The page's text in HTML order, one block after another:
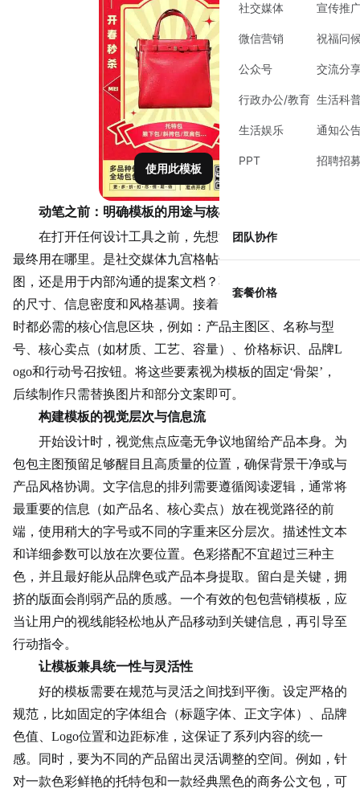
社交媒体
微信营销
公众号
行政办公/教育
生活娱乐
PPT
宣传推
祝福问
交流分
生活科
通知公
招聘招
团队协作
套餐价格
使用此模板
动笔之前：明确模板的用途与核心要素
在打开任何设计工具之前，先想清楚这个包包营销模板
最终用在哪里。是社交媒体九宫格帖子，是电商详情页的长
图，还是用于内部沟通的提案文档？不同的场景决定了模板
的尺寸、信息密度和风格基调。接着，梳理出每次更换产品
时都必需的核心信息区块，例如：产品主图区、名称与型
号、核心卖点（如材质、工艺、容量）、 价格标识、品牌L
ogo和行动号召按钮。将这些要素视为模板的固定‘骨架’，
后续制作只需替换图片和部分文案即可。
构建模板的视觉层次与信息流
开始设计时，视觉焦点应毫无争议地留给产品本身。为
包包主图预留足够醒目且高质量的位置，确保背景干净或与
产品风格协调。文字信息的排列需要遵循阅读逻辑，通常将
最重要的信息（如产品名、核心卖点）放在视觉路径的前
端，使用稍大的字号或不同的字重来区分层次。描述性文本
和详细参数可以放在次要位置。 色彩搭配不宜超过三种主
色，并且最好能从品牌色或产品本身提取。留白是关键，拥
挤的版面会削弱产品的质感。一个有效的包包营销模板，应
当让用户的视线能轻松地从产品移动到关键信息，再引导至
行动指令。
让模板兼具统一性与灵活性
好的模板需要在规范与灵活之间找到平衡。设定严格的
规范，比如固定的字体组合（标题字体、正文字体）、品牌
色值、Logo位置和边距标准，这保证了系列内容的统一
感。同时，要为不同的产品留出灵活调整的空间。例如，针
对一款色彩鲜艳的托特包和一款经典黑色的商务公文包，可